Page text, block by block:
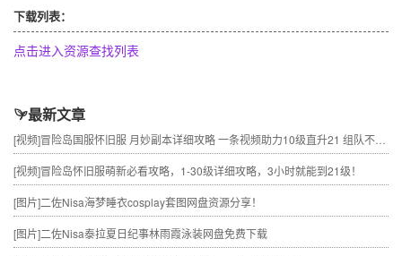
下载列表：
点击进入资源查找列表
最新文章
[视频]冒险岛国服怀旧服 月妙副本详细攻略 一条视频助力10级直升21 组队不求人
[视频]冒险岛怀旧服萌新必看攻略，1-30级详细攻略，3小时就能到21级！
[图片]二佐Nisa海梦睡衣cosplay套图网盘资源分享！
[图片]二佐Nisa泰拉夏日纪事林雨霞泳装网盘免费下载